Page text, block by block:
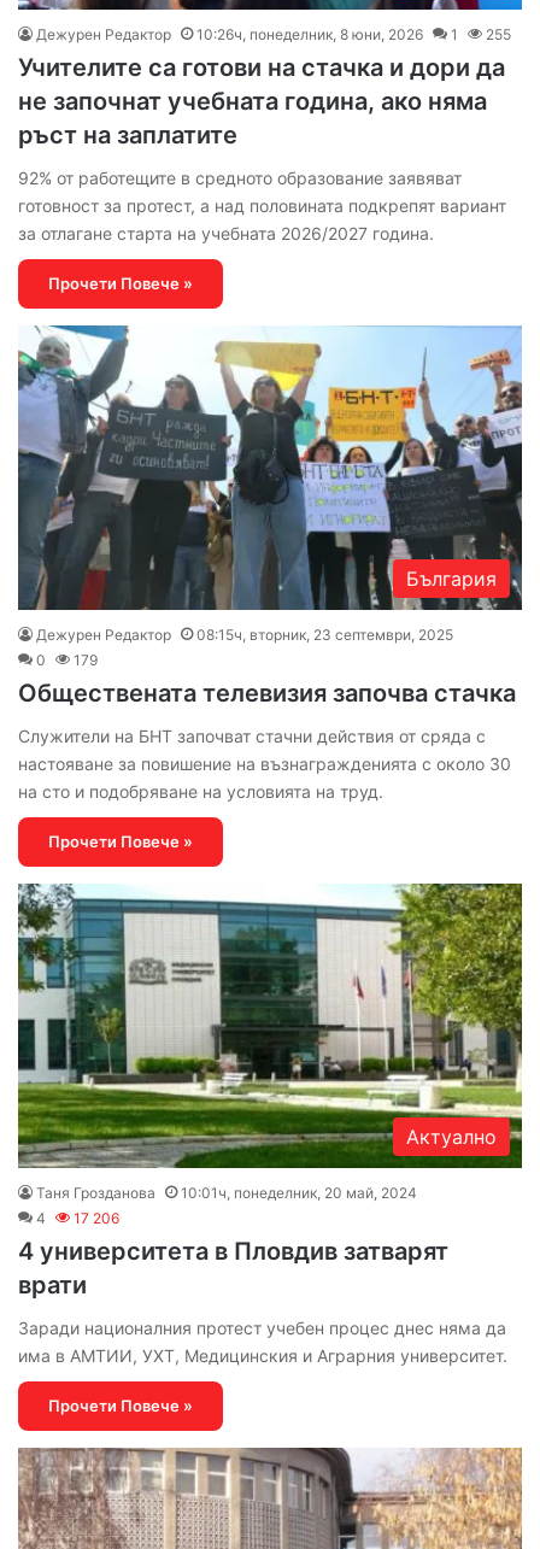
Дежурен Редактор 10:26ч, понеделник, 8 юни, 2026 1 255
Учителите са готови на стачка и дори да
не започнат учебната година, ако няма
ръст на заплатите
92% от работещите в средното образование заявяват
готовност за протест, а над половината подкрепят вариант
за отлагане старта на учебната 2026/2027 година.
Прочети Повече »
България
Дежурен Редактор
08:15ч, вторник, 23 септември, 2025
0
179
Обществената телевизия започва стачка
Служители на БНТ започват стачни действия от сряда с
настояване за повишение на възнагражденията с около 30
на сто и подобряване на условията на труд.
Прочети Повече »
Актуално
Таня Грозданова
10:01ч, понеделник, 20 май, 2024
4
17 206
4 университета в Пловдив затварят
врати
Заради националния протест учебен процес днес няма да
има в АМТИИ, УХТ, Медицинския и Аграрния университет.
Прочети Повече »